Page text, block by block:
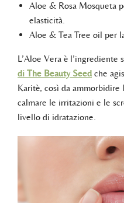
Aloe & Rosa Mosqueta
elasticità.
Aloe & Tea Tree oil per
L’Aloe Vera è l’ingrediente
di The Beauty Seed che
Karitè, così da
calmare le irritazioni e le
livello di idratazione.